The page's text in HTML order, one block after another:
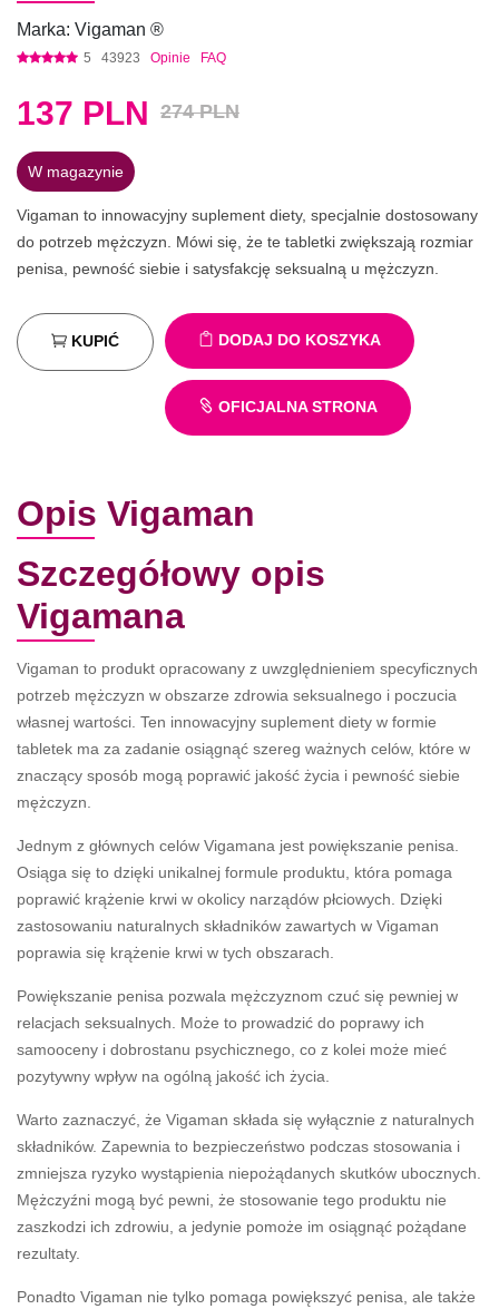
Marka: Vigaman ®
5 43923 Opinie FAQ
137 PLN 274 PLN
W magazynie
Vigaman to innowacyjny suplement diety, specjalnie dostosowany
do potrzeb mężczyzn. Mówi się, że te tabletki zwiększają rozmiar
penisa, pewność siebie i satysfakcję seksualną u mężczyzn.
DODAJ DO KOSZYKA
KUPIĆ
OFICJALNA STRONA
Opis Vigaman
Szczegółowy opis
Vigamana
Vigaman to produkt opracowany z uwzględnieniem specyficznych
potrzeb mężczyzn w obszarze zdrowia seksualnego i poczucia
własnej wartości. Ten innowacyjny suplement diety w formie
tabletek ma za zadanie osiągnąć szereg ważnych celów, które w
znaczący sposób mogą poprawić jakość życia i pewność siebie
mężczyzn.
Jednym z głównych celów Vigamana jest powiększanie penisa.
Osiąga się to dzięki unikalnej formule produktu, która pomaga
poprawić krążenie krwi w okolicy narządów płciowych. Dzięki
zastosowaniu naturalnych składników zawartych w Vigaman
poprawia się krążenie krwi w tych obszarach.
Powiększanie penisa pozwala mężczyznom czuć się pewniej w
relacjach seksualnych. Może to prowadzić do poprawy ich
samooceny i dobrostanu psychicznego, co z kolei może mieć
pozytywny wpływ na ogólną jakość ich życia.
Warto zaznaczyć, że Vigaman składa się wyłącznie z naturalnych
składników. Zapewnia to bezpieczeństwo podczas stosowania i
zmniejsza ryzyko wystąpienia niepożądanych skutków ubocznych.
Mężczyźni mogą być pewni, że stosowanie tego produktu nie
zaszkodzi ich zdrowiu, a jedynie pomoże im osiągnąć pożądane
rezultaty.
Ponadto Vigaman nie tylko pomaga powiększyć penisa, ale także